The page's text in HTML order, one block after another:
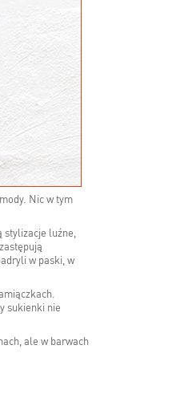
Nic w tym
stylizacje luźne,
w paski, w
sukienki nie
ale w barwach